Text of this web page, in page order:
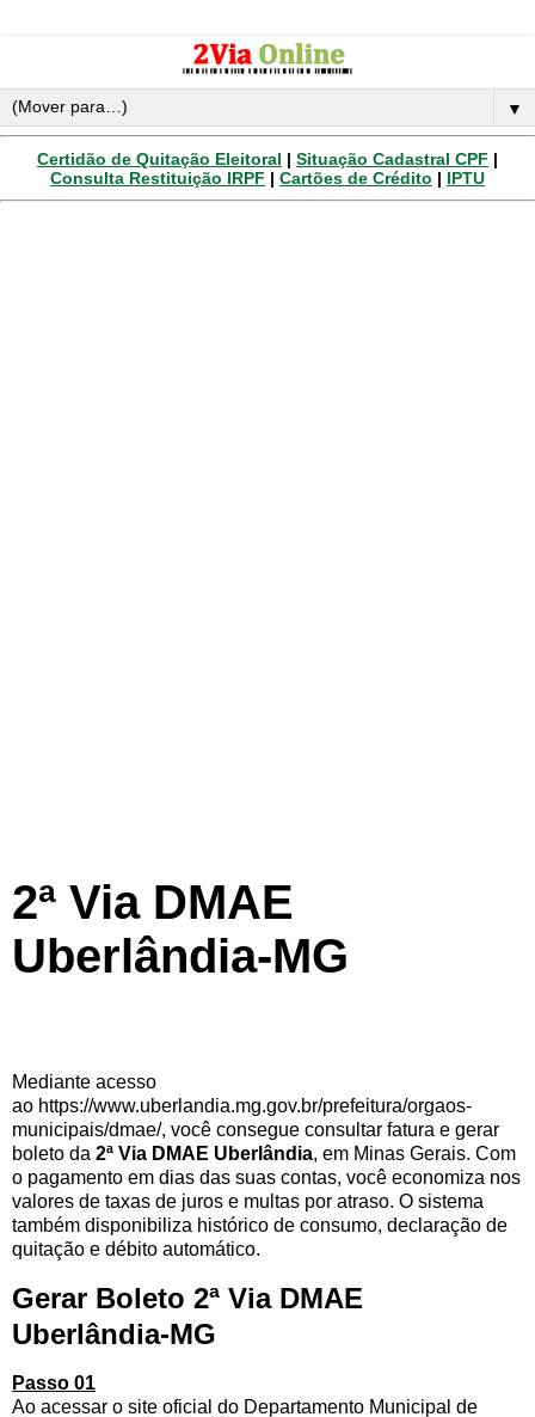
▼
Certidão de Quitação Eleitoral | Situação Cadastral CPF |
Consulta Restituição IRPF | Cartões de Crédito | IPTU
2ª Via DMAE
Uberlândia-MG
Mediante acesso
ao https://www.uberlandia.mg.gov.br/prefeitura/orgaos-
municipais/dmae/, você consegue consultar fatura e gerar
boleto da 2ª Via DMAE Uberlândia, em Minas Gerais. Com
o pagamento em dias das suas contas, você economiza nos
valores de taxas de juros e multas por atraso. O sistema
também disponibiliza histórico de consumo, declaração de
quitação e débito automático.
Gerar Boleto 2ª Via DMAE
Uberlândia-MG
Passo 01
Ao acessar o site oficial do Departamento Municipal de